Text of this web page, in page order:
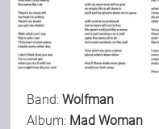
Bild-Archiv
Rezensionen
Band:Wolfman
Album: Mad Woman